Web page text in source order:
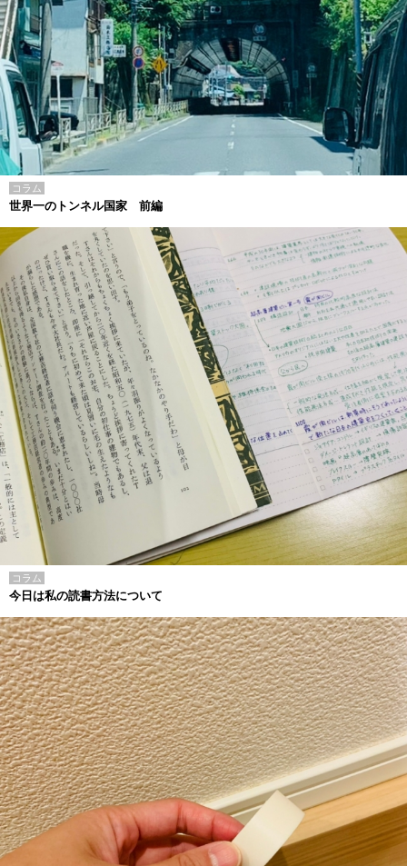
コラム
世界一のトンネル国家 前編
コラム
今日は私の読書方法について